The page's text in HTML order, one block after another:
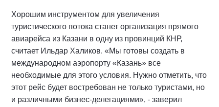
Хорошим инструментом для увеличения
туристического потока станет организация прямого
авиарейса из Казани в одну из провинций КНР,
считает Ильдар Халиков. «Мы готовы создать в
международном аэропорту «Казань» все
необходимые для этого условия. Нужно отметить, что
этот рейс будет востребован не только туристами, но
и различными бизнес-делегациями», - заверил